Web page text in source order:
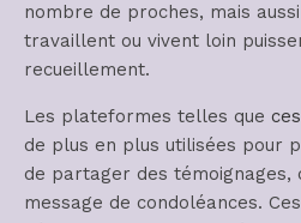
nombre de proches, mais
travaillent ou vivent loin
recueillement.
Les plateformes telles que
de plus en plus utilisées pour
de partager des témoignages,
message de condoléances.